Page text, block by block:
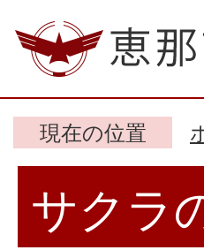
現在の位置
サクラ